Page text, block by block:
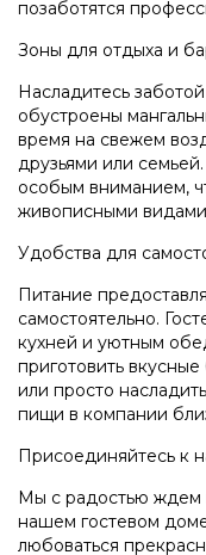
позаботятся
Зоны для отдыха и
Насладитесь
обустроены
время на свежем
друзьями или
особым вниманием,
живописными
Удобства для
Питание
самостоятельно.
кухней и уютным
приготовить
или просто
пищи в компании
Присоединяйтесь к
Мы с радостью ждем
нашем гостевом
любоваться